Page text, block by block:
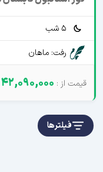
5 شب
رفت: ماهان
42,090,000
فیلترها